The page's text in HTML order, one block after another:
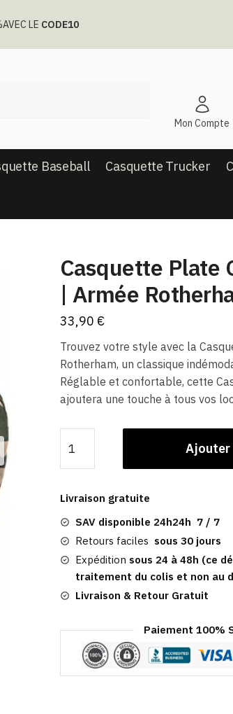
AVEC LE CODE10
Mon Compte
Baseball Casquette Trucker
Casquette Plate
| Armée
33,90 €
Trouvez votre style avec la
Rotherham, un classique
Réglable et confortable, cette
ajoutera une touche à tous vos
de
Casquette
Camouflage
|
Armée
Rotherham
Ajouter
Livraison gratuite
SAV disponible 24h24h 7 / 7
Retours faciles sous 30 jours
Expédition sous 24 à 48h (ce
traitement du colis et non au
Livraison & Retour Gratuit
Paiement 100%